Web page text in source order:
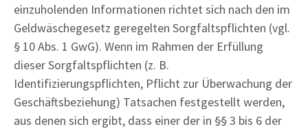
einzuholenden Informationen richtet sich nach den im
Geldwäschegesetz geregelten Sorgfaltspflichten (vgl.
§ 10 Abs. 1 GwG). Wenn im Rahmen der Erfüllung
dieser Sorgfaltspflichten (z. B.
Identifizierungspflichten, Pflicht zur Überwachung der
Geschäftsbeziehung) Tatsachen festgestellt werden,
aus denen sich ergibt, dass einer der in §§ 3 bis 6 der